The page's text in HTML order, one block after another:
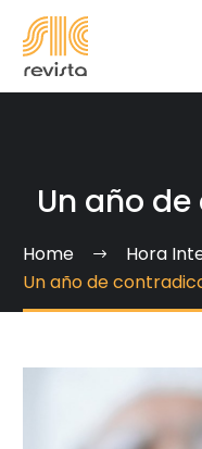
Un año
Home
Hora
Un año de